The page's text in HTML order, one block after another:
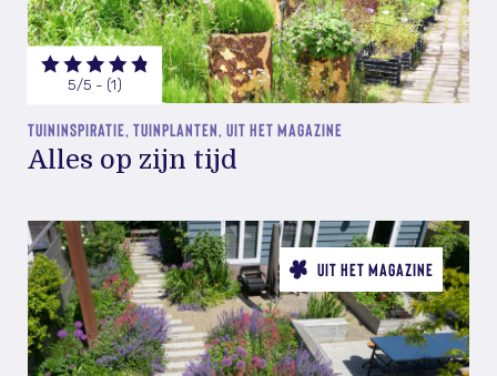
5/5 - (1)
TUININSPIRATIE, TUINPLANTEN, UIT HET MAGAZINE
Alles op zijn tijd
UIT HET MAGAZINE